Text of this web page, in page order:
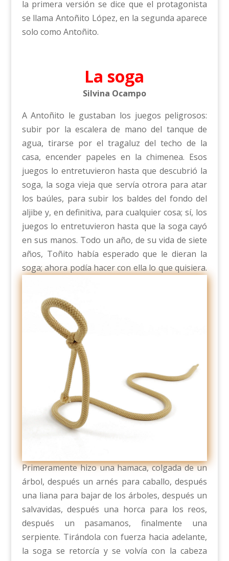
la primera versión se dice que el protagonista
se llama Antoñito López, en la segunda aparece
solo como Antoñito.
La soga
Silvina Ocampo
A Antoñito le gustaban los juegos peligrosos:
subir por la escalera de mano del tanque de
agua, tirarse por el tragaluz del techo de la
casa, encender papeles en la chimenea. Esos
juegos lo entretuvieron hasta que descubrió la
soga, la soga vieja que servía otrora para atar
los baúles, para subir los baldes del fondo del
aljibe y, en definitiva, para cualquier cosa; sí, los
juegos lo entretuvieron hasta que la soga cayó
en sus manos. Todo un año, de su vida de siete
años, Toñito había esperado que le dieran la
soga; ahora podía hacer con ella lo que quisiera.
Primeramente hizo una hamaca, colgada de un
árbol, después un arnés para caballo, después
una liana para bajar de los árboles, después un
salvavidas, después una horca para los reos,
después un pasamanos, finalmente una
serpiente. Tirándola con fuerza hacia adelante,
la soga se retorcía y se volvía con la cabeza